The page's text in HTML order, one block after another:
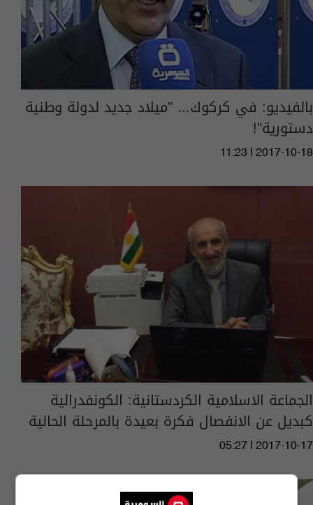
بالفيديو: في كركوك... "ميلاد جديد لدولة وطنية
دستورية"!
11:23 | 2017-10-18
الجماعة الاسلامية الكردستانية: الكونفدرالية
كبديل عن الانفصال فكرة بعيدة بالمرحلة الحالية
05:27 | 2017-10-17